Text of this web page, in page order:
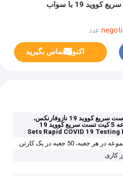
5 مجموعه / جعبه کیت تست سریع کووید 19 با سواب
اکنون تماس بگیرید
کیت تست سریع کووید 19 نازوفارنکس،
19